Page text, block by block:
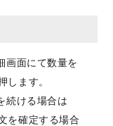
画面にて数量を
します。
続ける場合は
を確定する場合